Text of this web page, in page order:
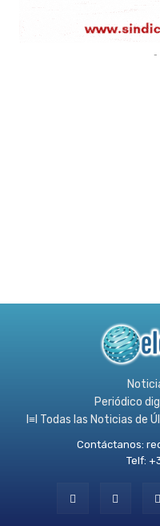
-
Periódico
l≡l Todas las Noticias de
Contáctanos:
Telf: